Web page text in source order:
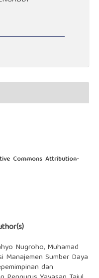
Commons Attribution-
Nugroho, Muhamad
Manajemen Sumber Daya
dan